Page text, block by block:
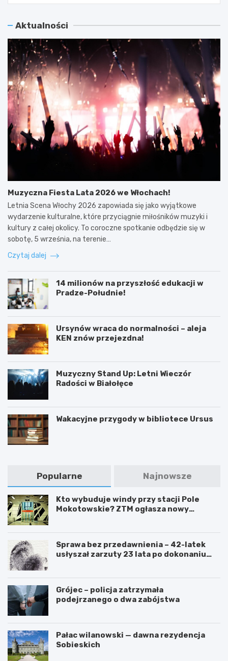
Aktualności
Muzyczna Fiesta Lata 2026 we Włochach!
Letnia Scena Włochy 2026 zapowiada się jako wyjątkowe
wydarzenie kulturalne, które przyciągnie miłośników muzyki i
kultury z całej okolicy. To coroczne spotkanie odbędzie się w
sobotę, 5 września, na terenie…
Czytaj dalej
14 milionów na przyszłość edukacji w
Pradze-Południe!
Ursynów wraca do normalności – aleja
KEN znów przejezdna!
Muzyczny Stand Up: Letni Wieczór
Radości w Białołęce
Wakacyjne przygody w bibliotece Ursus
Popularne Najnowsze
Kto wybuduje windy przy stacji Pole
Mokotowskie? ZTM ogłasza nowy
Sprawa bez przedawnienia – 42-latek
usłyszał zarzuty 23 lata po dokonaniu
Grójec – policja zatrzymała
podejrzanego o dwa zabójstwa
Pałac wilanowski — dawna rezydencja
Sobieskich